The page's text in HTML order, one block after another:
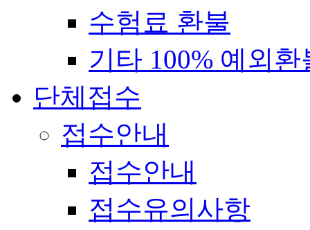
수험료 환불
기타 100% 예외환
단체접수
접수안내
접수안내
접수유의사항